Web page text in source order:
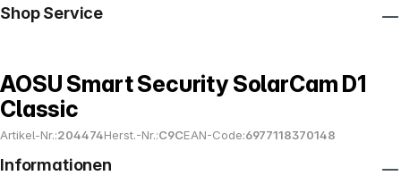
AOSU Smart Security SolarCam D1
Classic
Artikel-Nr.:204474Herst.-Nr.:C9CEAN-Code:6977118370148
Shop Service
Informationen